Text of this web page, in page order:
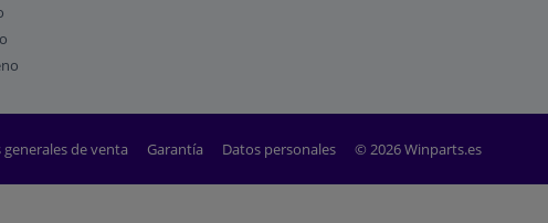
de venta Garantía Datos personales © 2026 Winparts.es